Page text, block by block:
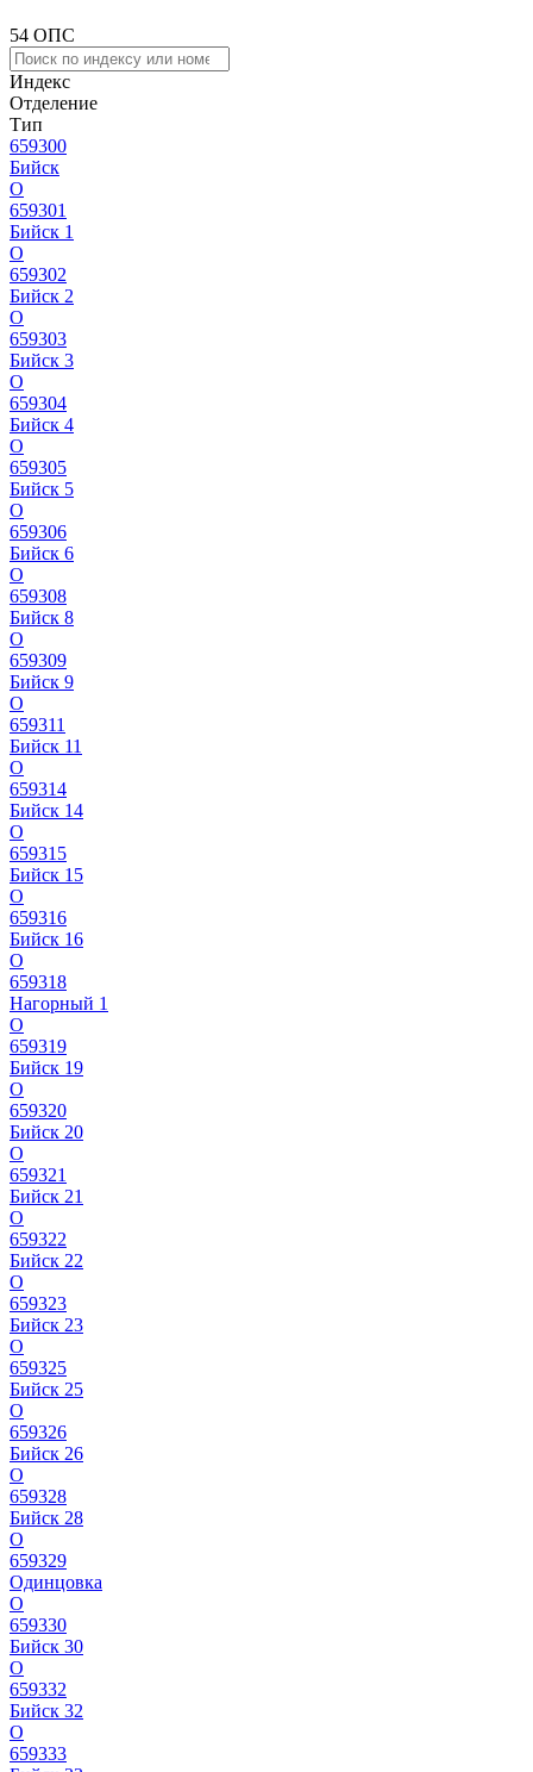
54 ОПС
Индекс
Отделение
Тип
659300
Бийск
О
659301
Бийск 1
О
659302
Бийск 2
О
659303
Бийск 3
О
659304
Бийск 4
О
659305
Бийск 5
О
659306
Бийск 6
О
659308
Бийск 8
О
659309
Бийск 9
О
659311
Бийск 11
О
659314
Бийск 14
О
659315
Бийск 15
О
659316
Бийск 16
О
659318
Нагорный 1
О
659319
Бийск 19
О
659320
Бийск 20
О
659321
Бийск 21
О
659322
Бийск 22
О
659323
Бийск 23
О
659325
Бийск 25
О
659326
Бийск 26
О
659328
Бийск 28
О
659329
Одинцовка
О
659330
Бийск 30
О
659332
Бийск 32
О
659333